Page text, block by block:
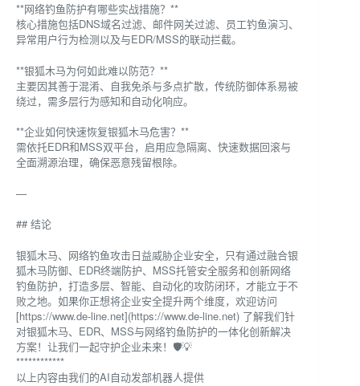
**网络钓鱼防护有哪些实战措施？**
核心措施包括DNS域名过滤、邮件网关过滤、员工钓鱼演习、
异常用户行为检测以及与EDR/MSS的联动拦截。
**银狐木马为何如此难以防范？**
主要因其善于混淆、自我免杀与多点扩散，传统防御体系易被
绕过，需多层行为感知和自动化响应。
**企业如何快速恢复银狐木马危害？**
需依托EDR和MSS双平台，启用应急隔离、快速数据回滚与
全面溯源治理，确保恶意残留根除。
—
## 结论
银狐木马、网络钓鱼攻击日益威胁企业安全，只有通过融合银
狐木马防御、EDR终端防护、MSS托管安全服务和创新网络
钓鱼防护，打造多层、智能、自动化的攻防闭环，才能立于不
败之地。如果你正想将企业安全提升两个维度，欢迎访问
[https://www.de-line.net](https://www.de-line.net) 了解我们针
对银狐木马、EDR、MSS与网络钓鱼防护的一体化创新解决
方案！让我们一起守护企业未来！🛡️💡
************
以上内容由我们的AI自动发部机器人提供